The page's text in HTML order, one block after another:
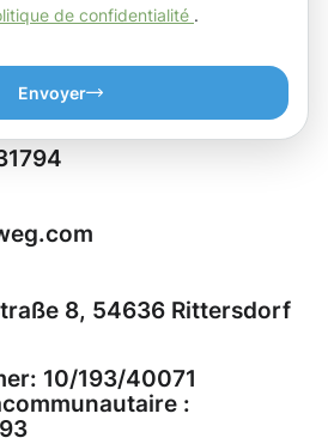
de confidentialité .
Envoyer
8, 54636 Rittersdorf
10/193/40071
: